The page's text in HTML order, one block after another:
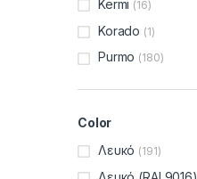
Kermi (16)
Korado (1)
Purmo (180)
Color
Λευκό (191)